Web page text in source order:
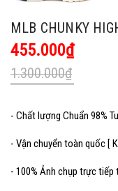
MLB CHUNKY
455.000₫
1.300.000₫
- Chất lượng Chuẩn 98%
- Vận chuyển toàn quốc [
- 100% Ảnh chụp trực tiếp